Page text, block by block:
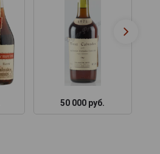
50 000 руб.